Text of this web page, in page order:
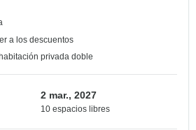
a los descuentos
privada doble
2 mar., 2027
10 espacios libres